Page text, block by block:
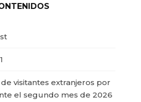
visitantes extranjeros por
el segundo mes de 2026